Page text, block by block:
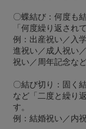
〇蝶結び：何度も
「何度繰り返され
例：出産祝い／入
進祝い／成人祝い
祝い／周年記念な
〇結び切り：固く
など「二度と繰り
す。
例：結婚祝い／内